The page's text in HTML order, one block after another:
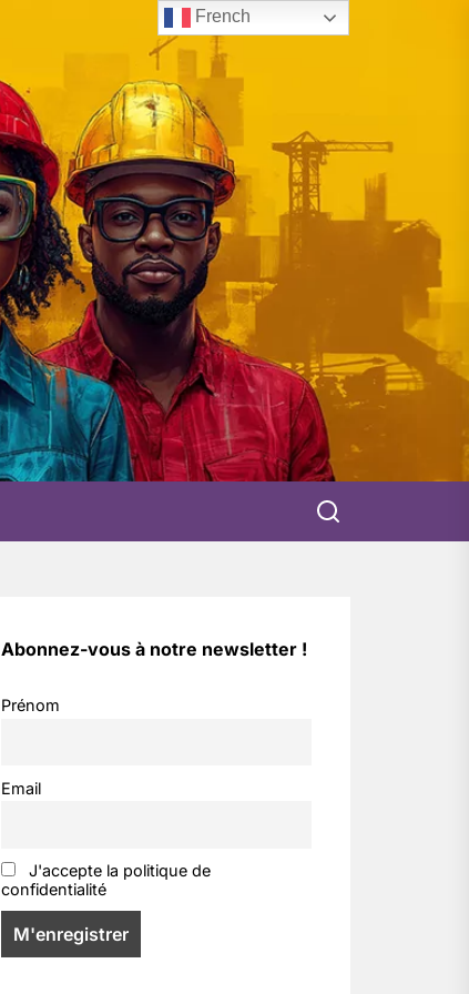
Abonnez-vous à notre newsletter !
Prénom
Email
J'accepte la politique de
confidentialité
French